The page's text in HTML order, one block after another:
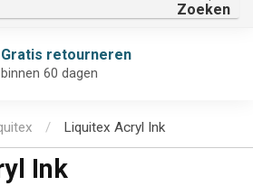
Zoeken
Uniek assortiment
én de grootste van Nederland!
/ Liquitex Acryl Ink
Ink